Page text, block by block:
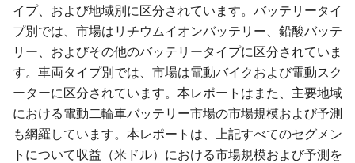
イプ、および地域別に区分されています。バッテリータイ
プ別では、市場はリチウムイオンバッテリー、鉛酸バッテ
リー、およびその他のバッテリータイプに区分されていま
す。車両タイプ別では、市場は電動バイクおよび電動スク
ーターに区分されています。本レポートはまた、主要地域
における電動二輪車バッテリー市場の市場規模および予測
も網羅しています。本レポートは、上記すべてのセグメン
トについて収益（米ドル）における市場規模および予測を